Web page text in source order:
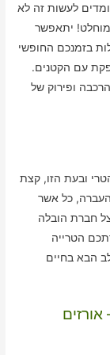
לעשות זה לא
יתאפשר
בזמנכם החופשי
עם הקטנים.
ופירוק של
ובעת הזו, קצת
כל אשר
חברת הובלה
הטרייה
הבא בחיים